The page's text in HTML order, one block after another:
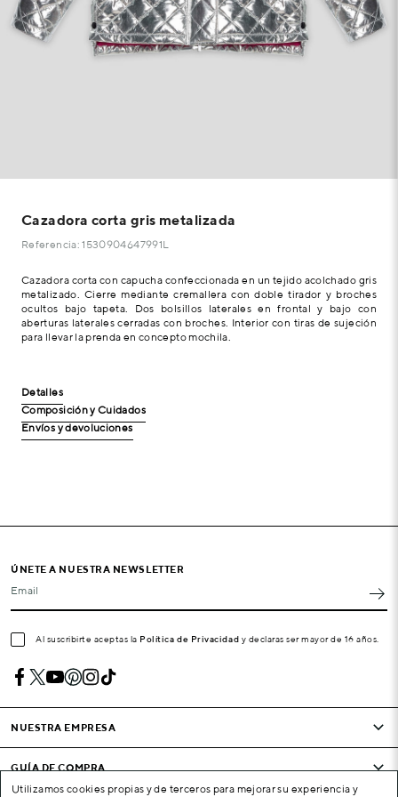
Cazadora corta gris metalizada
Referencia: 1530904647991L
Cazadora corta con capucha confeccionada en un tejido acolchado gris
metalizado. Cierre mediante cremallera con doble tirador y broches
ocultos bajo tapeta. Dos bolsillos laterales en frontal y bajo con
aberturas laterales cerradas con broches. Interior con tiras de sujeción
para llevar la prenda en concepto mochila.
Detalles
Composición y Cuidados
Envíos y devoluciones
ÚNETE A NUESTRA NEWSLETTER
Email
Al suscribirte aceptas la Política de Privacidad y declaras ser mayor de 16 años.
NUESTRA EMPRESA
GUÍA DE COMPRA
Utilizamos cookies propias y de terceros para mejorar su experiencia y